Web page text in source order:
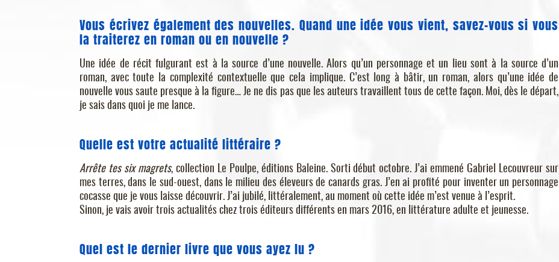
Vous écrivez également des nouvelles. Quand une idée vous vient, savez-vous si vous
la traiterez en roman ou en nouvelle ?
Une idée de récit fulgurant est à la source d’une nouvelle. Alors qu’un personnage et un lieu sont à la source d’un
roman, avec toute la complexité contextuelle que cela implique. C’est long à bâtir, un roman, alors qu’une idée de
nouvelle vous saute presque à la figure… Je ne dis pas que les auteurs travaillent tous de cette façon. Moi, dès le départ,
je sais dans quoi je me lance.
Quelle est votre actualité littéraire ?
Arrête tes six magrets, collection Le Poulpe, éditions Baleine. Sorti début octobre. J’ai emmené Gabriel Lecouvreur sur
mes terres, dans le sud-ouest, dans le milieu des éleveurs de canards gras. J’en ai profité pour inventer un personnage
cocasse que je vous laisse découvrir. J’ai jubilé, littéralement, au moment où cette idée m’est venue à l’esprit.
Sinon, je vais avoir trois actualités chez trois éditeurs différents en mars 2016, en littérature adulte et jeunesse.
Quel est le dernier livre que vous ayez lu ?